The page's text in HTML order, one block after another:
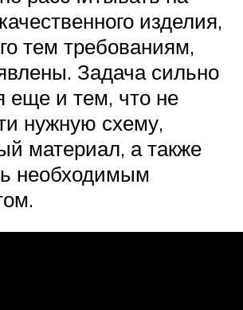
изделия,
тем требованиям,
Задача сильно
еще и тем, что не
нужную схему,
материал, а также
необходимым